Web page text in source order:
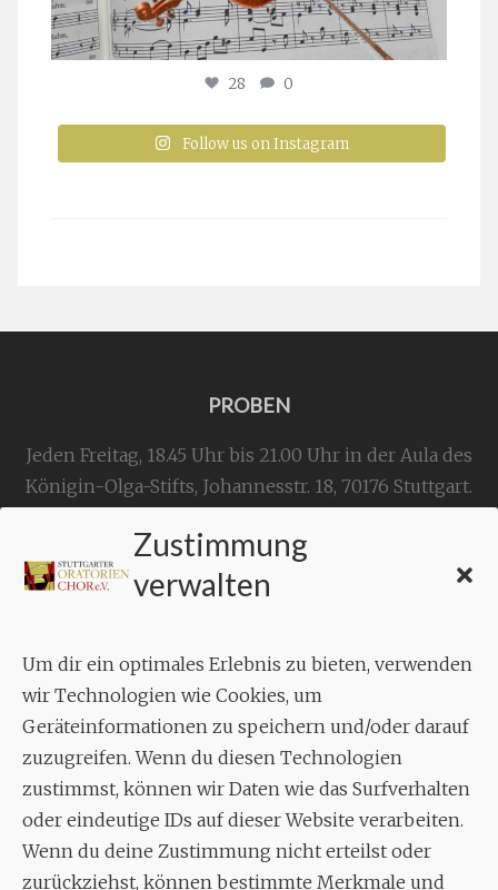
Zustimmung
verwalten
Um dir ein optimales Erlebnis zu bieten, verwenden
wir Technologien wie Cookies, um
Geräteinformationen zu speichern und/oder darauf
zuzugreifen. Wenn du diesen Technologien
zustimmst, können wir Daten wie das Surfverhalten
oder eindeutige IDs auf dieser Website verarbeiten.
Wenn du deine Zustimmung nicht erteilst oder
zurückziehst, können bestimmte Merkmale und
28 0
Follow us on Instagram
PROBEN
Jeden Freitag, 18.45 Uhr bis 21.00 Uhr in der Aula des
Königin-Olga-Stifts, Johannesstr. 18, 70176 Stuttgart.
KONTAKT
Geschäftsstelle:
Aixheimer Str. 18
70619 Stuttgart
MUSIK
Musikalischer Leiter:
Enrico Trummer
Tel.+49 (0)177 / 34 23 57 1